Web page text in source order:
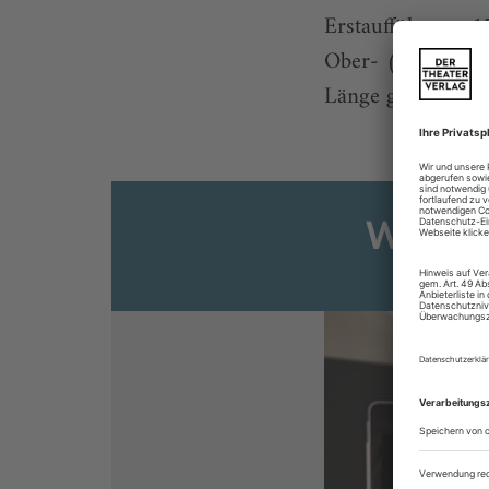
Erstaufführung
Ober- (bei
Länge gebracht.